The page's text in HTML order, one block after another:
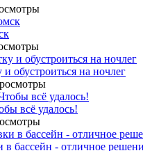
обустроиться на ночлег
всё удалось!
в бассейн - отличное